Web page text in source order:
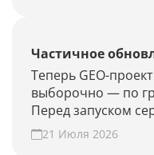
Частичное
Теперь GEO-
выборочно — по
Перед запуском
объём проверки и
новые запросы или
21 Июля 2026